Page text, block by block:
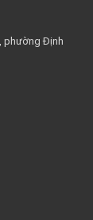
phường Định